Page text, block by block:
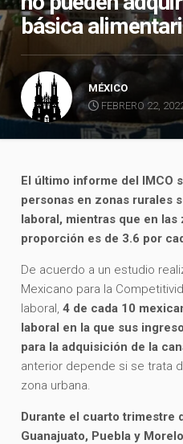
básica
MÉXICO
FEBRERO 22,
El último informe del IMCO
personas en zonas rurales
laboral, mientras que en las
proporción es de 3.6 por
De acuerdo a un estudio
Mexicano para la
laboral,4 de cada 10
laboral en la que sus
para la adquisición de la
anterior depende si se trata
zona urbana.
Durante el cuarto trimestre
Guanajuato, Puebla y